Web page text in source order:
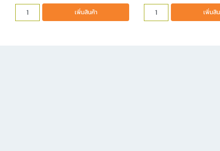
เพิ่มสินค้า เพิ่มสิ